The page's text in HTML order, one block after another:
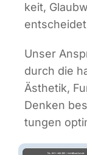
keit,
Unser
durch die
Ästhe­tik,
Den­ken
tun­gen